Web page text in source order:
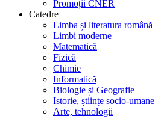
Promoții CNER
Catedre
Limba și literatura română
Limbi moderne
Matematică
Fizică
Chimie
Informatică
Biologie și Geografie
Istorie, științe socio-umane
Arte, tehnologii